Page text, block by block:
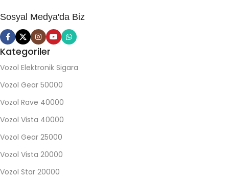
Sosyal Medya'da Biz
Kategoriler
Vozol Elektronik Sigara
Vozol Gear 50000
Vozol Rave 40000
Vozol Vista 40000
Vozol Gear 25000
Vozol Vista 20000
Vozol Star 20000